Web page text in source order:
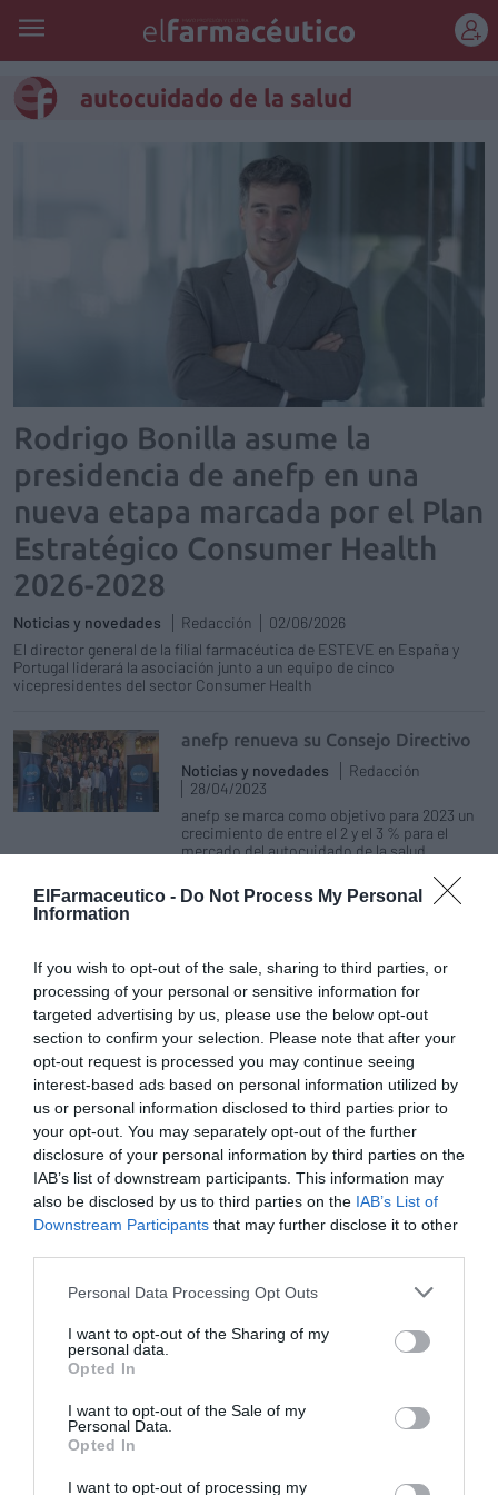
ElFarmaceutico - Do Not Process My Personal
Information
If you wish to opt-out of the sale, sharing to third parties, or
processing of your personal or sensitive information for
targeted advertising by us, please use the below opt-out
section to confirm your selection. Please note that after your
opt-out request is processed you may continue seeing
interest-based ads based on personal information utilized by
us or personal information disclosed to third parties prior to
your opt-out. You may separately opt-out of the further
disclosure of your personal information by third parties on the
IAB’s list of downstream participants. This information may
also be disclosed by us to third parties on the IAB’s List of
Downstream Participants that may further disclose it to other
Personal Data Processing Opt Outs
I want to opt-out of the Sharing of my
personal data.
Opted In
I want to opt-out of the Sale of my
Personal Data.
Opted In
I want to opt-out of processing my
autocuidado de la salud
Rodrigo Bonilla asume la
presidencia de anefp en una
nueva etapa marcada por el Plan
Estratégico Consumer Health
2026-2028
Noticias y novedades Redacción
02/06/2026
El director general de la filial farmacéutica de ESTEVE en España y
Portugal liderará la asociación junto a un equipo de cinco
vicepresidentes del sector Consumer Health
anefp renueva su Consejo Directivo
Noticias y novedades
Redacción
28/04/2023
anefp se marca como objetivo para 2023 un
crecimiento de entre el 2 y el 3 % para el
mercado del autocuidado de la salud
Instagram, la red social más
digital
Noticias y novedades
Redacción
30/11/2022
El sector del autocuidado crecerá
en 2022 a doble dígito
Noticias y novedades
Redacción
25/11/2022
Más de la mitad de los
consumidores de productos de
online
Noticias y novedades
Redacción
La recomendación del farmacéutico sigue
siendo un elemento diferenciador frente a
El autocuidado, nexo entre
Noticias y novedades